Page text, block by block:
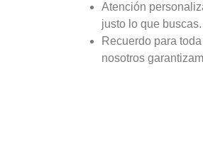
Atención
justo lo que buscas.
Recuerdo para
nosotros